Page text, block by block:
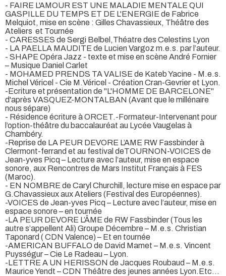
- FAIRE L'AMOUR EST UNE MALADIE MENTALE QUI
GASPILLE DU TEMPS ET DE L'ENERGIE de Fabrice
Melquiot, mise en scène : Gilles Chavassieux, Théâtre des
Ateliers et Tournée
- CARESSES de Sergi Belbel,Théatre des Celestins Lyon
- LA PAELLA MAUDITE de Lucien Vargoz m.e.s. par l’auteur.
- SHAPE Opéra Jazz - texte et mise en scène André Fornier
– Musique Daniel Carlet
- MOHAMED PRENDS TA VALISE de Kateb Yacine - M.e.s.
Michel Véricel - Cie M.Véricel - Création Cran-Gevrier et Lyon.
-Ecriture et présentation de "L'HOMME DE BARCELONE"
d'après VASQUEZ-MONTALBAN (Avant que le millénaire
nous sépare)
- Résidence écriture à ORCET.-Formateur-Intervenant pour
l’option-théâtre du baccalauréat au Lycée Vaugelas à
Chambéry.
-Reprise de LA PEUR DEVORE L’AME RW Fassbinder à
Clermont-ferrand et au festival deTOURNON-VOICES de
Jean-yves Picq – Lecture avec l’auteur, mise en espace
sonore, aux Rencontres de Mars Institut Français à FES
(Maroc).
- EN NOMBRE de Caryl Churchill, lecture mise en espace par
G.Chavassieux aux Ateliers (Festival des Européennes).
-VOICES de Jean-yves Picq – Lecture avec l’auteur, mise en
espace sonore – en tournée
-LA PEUR DEVORE L’ÂME de RW Fassbinder (Tous les
autre s’appellent Ali) Groupe Décembre – M.e.s. Christian
Taponard ( CDN Valence) – Et en tournée
-AMERICAN BUFFALO de David Mamet – M.e.s. Vincent
Puysségur – Cie Le Radeau – Lyon.
-LETTRE A UN HERISSON de Jacques Roubaud – M.e.s.
Maurice Yendt – CDN Théâtre des jeunes années Lyon.Etc...